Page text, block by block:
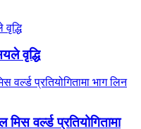
वृद्धि
वर्ल्ड प्रतियोगितामा